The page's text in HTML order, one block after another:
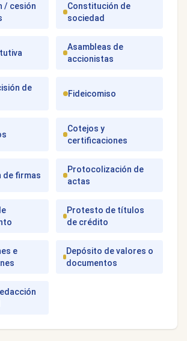
/ cesión
Constitución de
sociedad
Asambleas de
accionistas
de
Fideicomiso
Cotejos y
certificaciones
de firmas
Protocolización de
actas
Protesto de títulos
de crédito
e
Depósito de valores o
documentos